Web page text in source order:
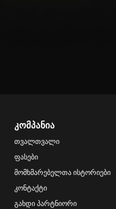
კომპანია
თვალთვალი
ფასები
მომხმარებელთა ისტორიები
კონტაქტი
გახდი პარტნიორი